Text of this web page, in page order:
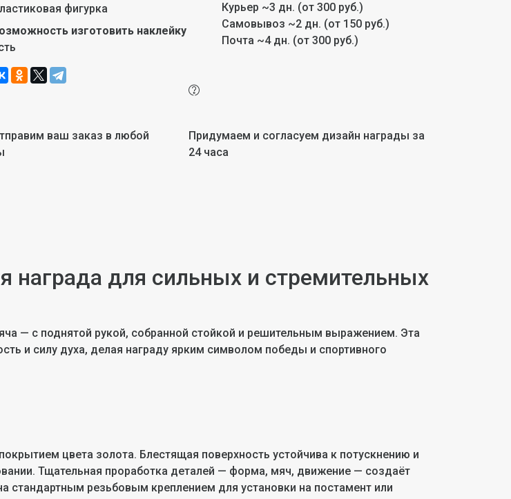
фигурка
изготовить наклейку
Курьер ~3 дн. (от 300 руб.)
Самовывоз ~2 дн. (от 150 руб.)
Почта ~4 дн. (от 300 руб.)
ваш заказ в любой
Придумаем и согласуем дизайн награды за
24 часа
награда для сильных и стремительных
— с поднятой рукой, собранной стойкой и решительным выражением. Эта
и силу духа, делая награду ярким символом победы и спортивного
цвета золота. Блестящая поверхность устойчива к потускнению и
Тщательная проработка деталей — форма, мяч, движение — создаёт
стандартным резьбовым креплением для установки на постамент или